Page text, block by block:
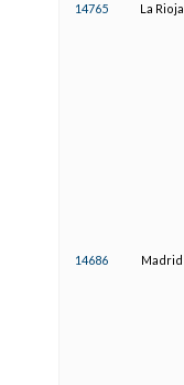
14765 La Rioja
14686 Madrid